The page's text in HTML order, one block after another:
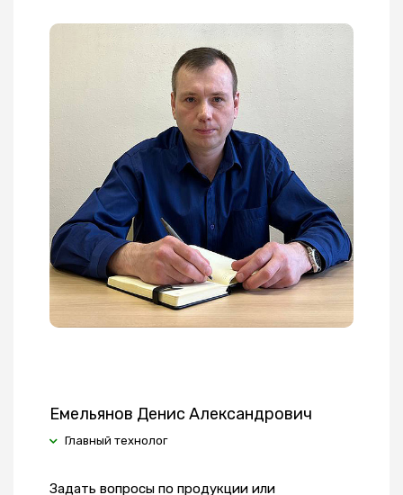
Емельянов Денис Александрович
Главный технолог
Задать вопросы по продукции или